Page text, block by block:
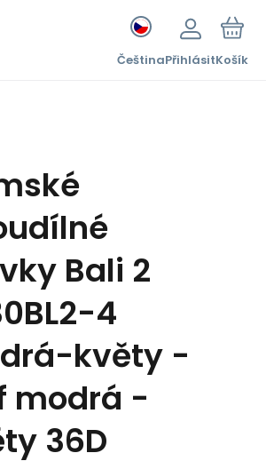
ČeštinaPřihlásitKošík
Bali 2
4
květy -
modrá -
36D